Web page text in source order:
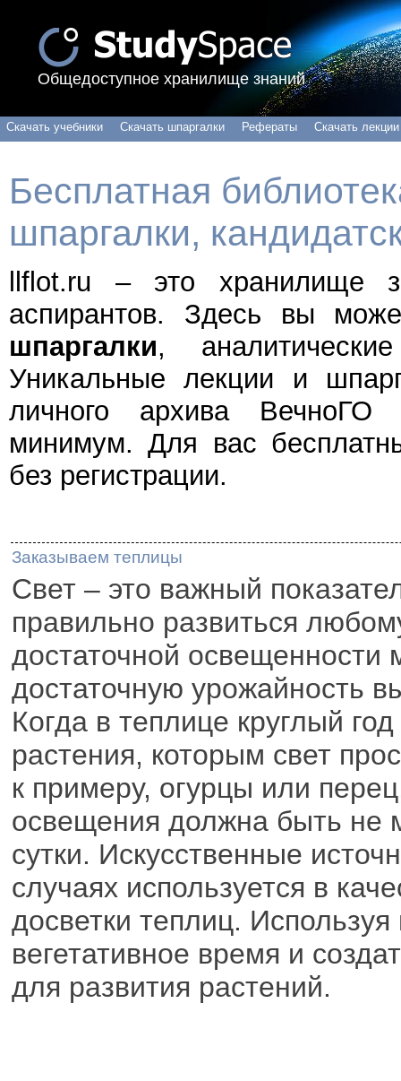
Общедоступное хранилище знаний
Скачать учебники Скачать шпаргалки Рефераты Скачать лекции
Бесплатная
шпаргалки,
llflot.ru – это хранилище
аспирантов. Здесь вы
шпаргалки,
Уникальные лекции и
личного архива ВечноГО
минимум. Для вас
без регистрации.
Заказываем теплицы
Свет – это важный
правильно развиться
достаточной освещенности
достаточную урожайность
Когда в теплице круглый
растения, которым свет
к примеру, огурцы или
освещения должна быть не
сутки. Искусственные
случаях используется в
досветки теплиц.
вегетативное время и
для развития растений.